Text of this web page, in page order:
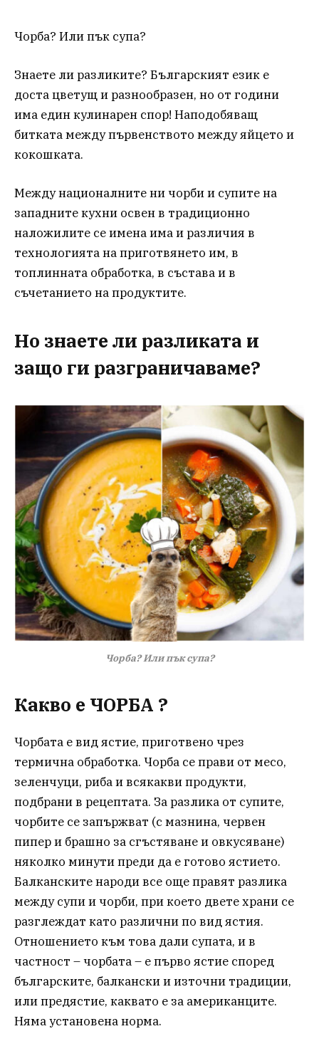
Чорба? Или пък супа?
Знаете ли разликите? Българският език е
доста цветущ и разнообразен, но от години
има един кулинарен спор! Наподобяващ
битката между първенството между яйцето и
кокошката.
Между националните ни чорби и супите на
западните кухни освен в традиционно
наложилите се имена има и различия в
технологията на приготвянето им, в
топлинната обработка, в състава и в
съчетанието на продуктите.
Но знаете ли разликата и
защо ги разграничаваме?
Чорба? Или пък супа?
Какво е ЧОРБА ?
Чорбата е вид ястие, приготвено чрез
термична обработка. Чорба се прави от месо,
зеленчуци, риба и всякакви продукти,
подбрани в рецептата. За разлика от супите,
чорбите се запържват (с мазнина, червен
пипер и брашно за сгъстяване и овкусяване)
няколко минути преди да е готово ястието.
Балканските народи все още правят разлика
между супи и чорби, при което двете храни се
разглеждат като различни по вид ястия.
Отношението към това дали супата, и в
частност – чорбата – е първо ястие според
българските, балкански и източни традиции,
или предястие, каквато е за американците.
Няма установена норма.